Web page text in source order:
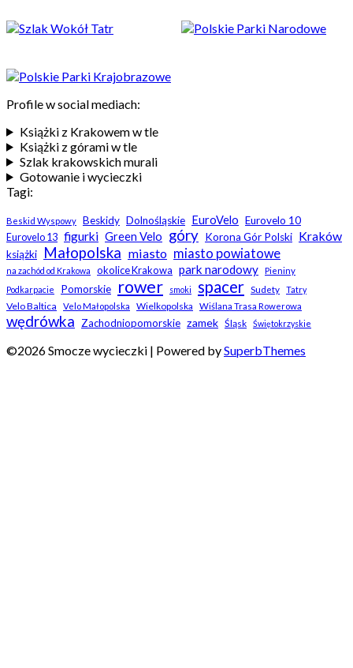
Profile w social mediach:
Książki z Krakowem w tle
Książki z górami w tle
Szlak krakowskich murali
Gotowanie i wycieczki
Tagi:
Beskid Wyspowy Beskidy Dolnośląskie EuroVelo Eurovelo 10
Eurovelo 13 figurki Green Velo góry Korona Gór Polski Kraków
książki Małopolska miasto miasto powiatowe
na zachód od Krakowa okolice Krakowa park narodowy
Pieniny
Podkarpacie
Pomorskie rower smoki spacer Sudety Tatry
Velo Baltica Velo Małopolska Wielkopolska Wiślana Trasa Rowerowa
wędrówka Zachodniopomorskie zamek Śląsk Świętokrzyskie
©2026 Smocze wycieczki | Powered bySuperbThemes